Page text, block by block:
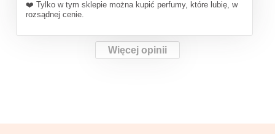
❤️ Tylko w tym sklepie można kupić perfumy, które lubię, w
rozsądnej cenie.
Więcej opinii